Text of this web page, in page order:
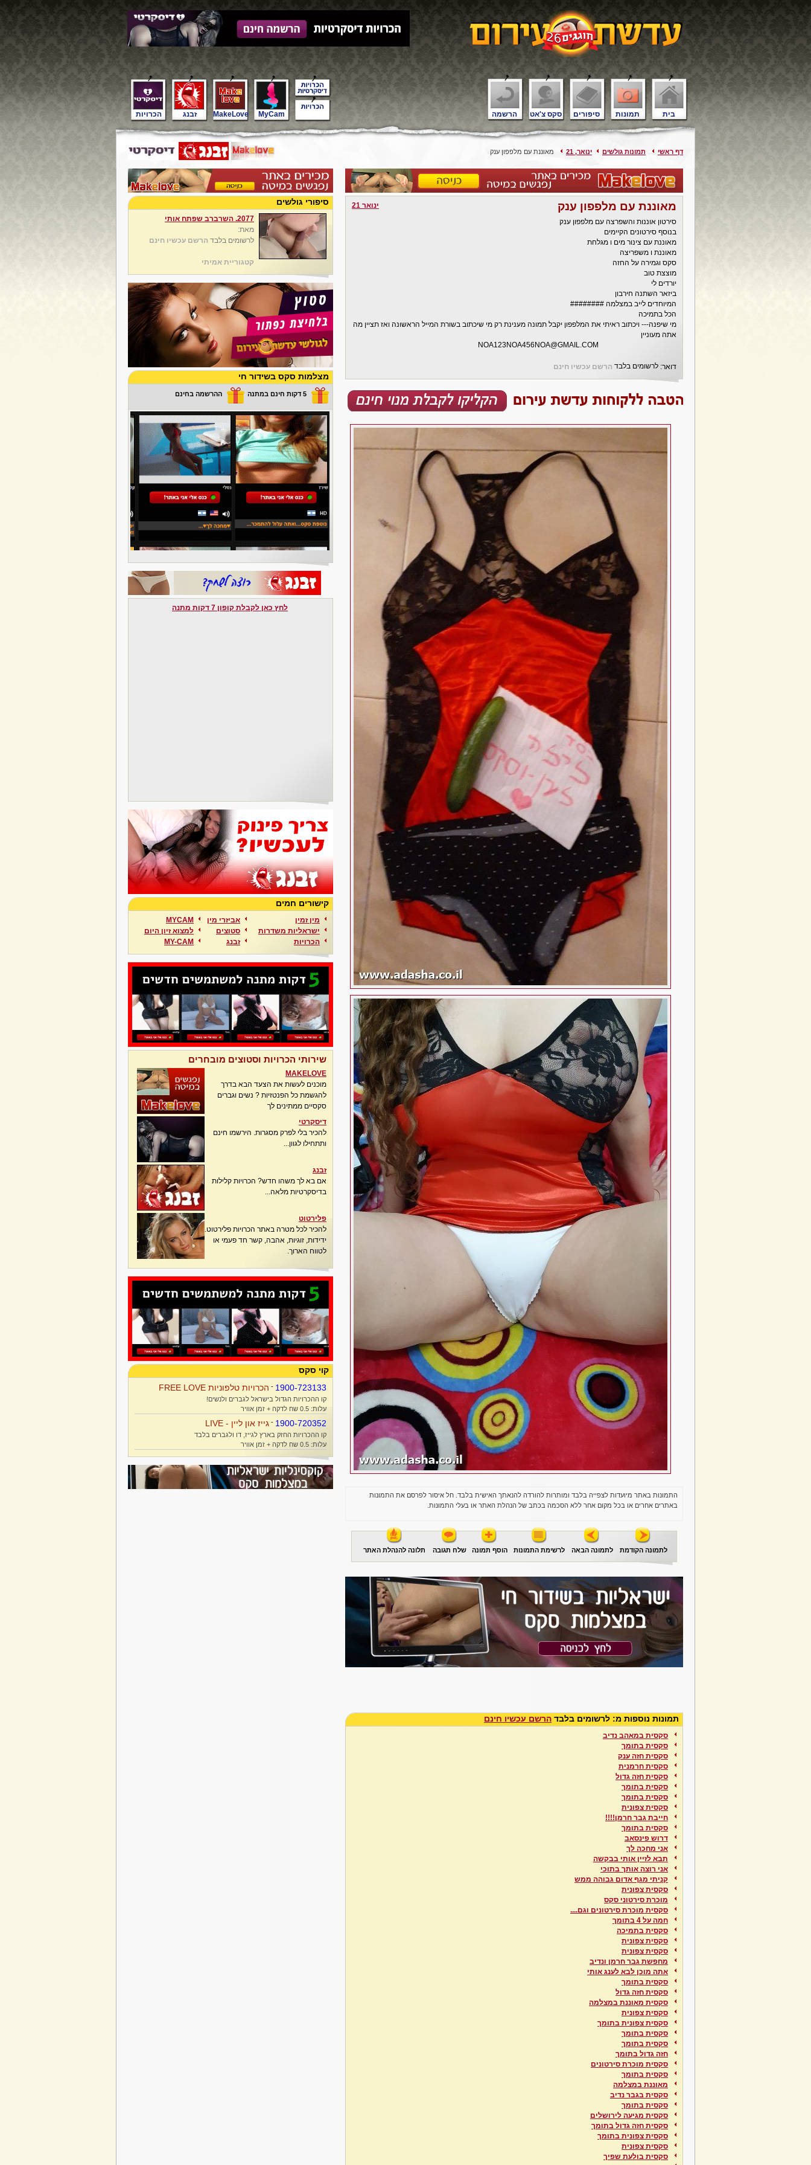
בית תמונות סיפורים סקס צ'אט הרשמה הכרויות זבנג MakeLove MyCam
דף ראשי תמונות גולשים ינואר, 21 מאוננת עם מלפפון ענק
מאוננת עם מלפפון ענק
ינואר 21
סירטון אוננות והשפרצה עם מלפפון ענק
בנוסף סירטונים הקיימים
מאוננת עם צינור מים ו מגלחת
מאוננת ו משפריצה
סקס וגמירה על החזה
מוצצת טוב
יורדים לי
ביזאר השתנה חירבון
המיוחדים לייב במצלמה ########
הכל בתמיכה
מי שיפנה--- ויכתוב ראיתי את המלפפון יקבל תמונה מענינת רק מי שיכתוב בשורת המייל הראשונה ואז תציין מה
אתה מעוניין
NOA123NOA456NOA@GMAIL.COM
דואר: לרשומים בלבד הרשם עכשיו חינם
התמונות באתר מיועדות לצפייה בלבד ומותרות להורדה להנאתך האישית בלבד. חל איסור לפרסם את התמונות
באתרים אחרים או בכל מקום אחר ללא הסכמה בכתב של הנהלת האתר או בעלי התמונות.
לתמונה הקודמת לתמונה הבאה לרשימת התמונות הוסף תמונה שלח תגובה תלונה להנהלת האתר
תמונות נוספות מ: לרשומים בלבד הרשם עכשיו חינם
סקסית במאהב נדיב
סקסית בתומך
סקסית חזה ענק
סקסית חרמנית
סקסית חזה גדול
סקסית בתומך
סקסית בתומך
סקסית צפונית
חייבת גבר חרמן!!!!
סקסית בתומך
דרוש פינסאב
אני מחכה לך
תבא לזיין אותי בבקשה
אני רוצה אותך בתוכי
קניתי מגף אדום גבוהה ממש
סקסית צפונית
מוכרת סירטוני סקס
סקסית מוכרת סירטונים וגם....
חמה על 4 בתומך
סקסית בתמיכה
סקסית צפונית
סקסית צפונית
מחפשת גבר חרמן ונדיב
אתה מוכן לבא לענג אותי
סקסית בתומך
סקסית חזה גדול
סקסית מאוננת במצלמה
סקסית צפונית
סקסית צפונית בתומך
סקסית בתומך
סקסית בתומך
חזה גדול בתומך
סקסית מוכרת סירטונים
סקסית בתומך
מאוננת במצלמה
סקסית בגבר נדיב
סקסית בתומך
סקסית מגיעה לירושלים
סקסית חזה גדול בתומך
סקסית צפונית בתומך
סקסית צפונית
סקסית בולעת שפיך
סיפורי גולשים
2077. השרברב שפתח אותי
מאת:
לרשומים בלבד הרשם עכשיו חינם
קטגוריית אמיתי
מצלמות סקס בשידור חי
5 דקות חינם במתנה ההרשמה בחינם
לחץ כאן לקבלת קופון 7 דקות מתנה
קישורים חמים
מין זמין
ישראליות משדרות
הכרויות
אביזרי מין
סטוצים
זבנג
MYCAM
למצוא זיון היום
MY-CAM
שירותי הכרויות וסטוצים מובחרים
MAKELOVE
מוכנים לעשות את הצעד הבא בדרך
להגשמת כל הפנטזיות ? נשים וגברים
סקסיים ממתינים לך
דיסקרטי
להכיר בלי לפרק מסגרות. הירשמו חינם
ותתחילו לגוון...
זבנג
אם בא לך משהו חדש? הכרויות קלילות
בדיסקרטיות מלאה...
פלירטוט
להכיר לכל מטרה באתר הכרויות פלירטוט.
ידידות, זוגיות, אהבה, קשר חד פעמי או
לטווח הארוך.
קוי סקס
1900-723133
- הכרויות טלפוניות FREE LOVE
קו ההכרויות הגדול בישראל לגברים ולנשים!
עלות: 0.5 שח לדקה + זמן אוויר
1900-720352
- גייז און ליין - LIVE
קו ההכרויות החזק בארץ לגייז, דו ולגברים בלבד
עלות: 0.5 שח לדקה + זמן אוויר